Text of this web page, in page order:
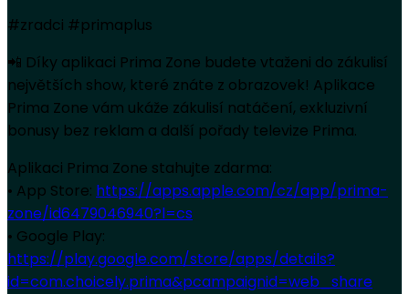
#zradci #primaplus
📲 Díky aplikaci Prima Zone budete vtaženi do zákulisí
největších show, které znáte z obrazovek! Aplikace
Prima Zone vám ukáže zákulisí natáčení, exkluzivní
bonusy bez reklam a další pořady televize Prima.
Aplikaci Prima Zone stahujte zdarma:
• App Store: https://apps.apple.com/cz/app/prima-
zone/id6479046940?l=cs
• Google Play:
https://play.google.com/store/apps/details?
id=com.choicely.prima&pcampaignid=web_share